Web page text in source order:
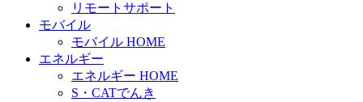
リモートサポート
モバイル
モバイル HOME
エネルギー
エネルギー HOME
S・CATでんき